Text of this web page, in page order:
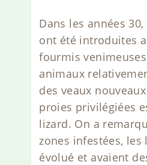
Dans les années
ont été introduites
fourmis
animaux
des veaux
proies privilégiées
lizard. On a
zones infestées, les
évolué et avaient